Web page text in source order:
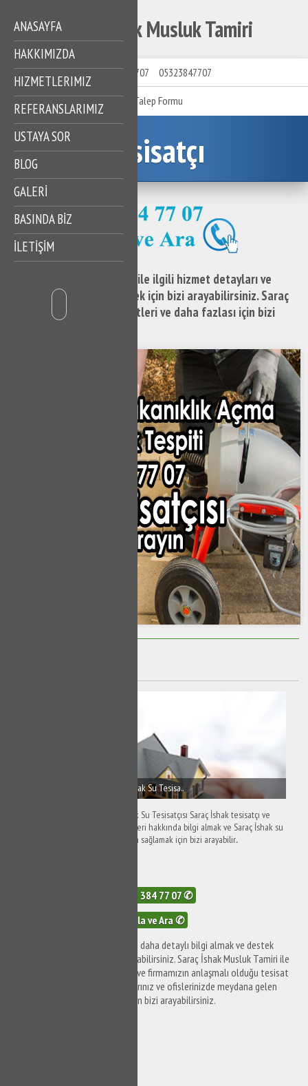
Saraç İshak Musluk Tamiri
ANASAYFA
HAKKIMIZDA
HIZMETLERIMIZ
REFERANSLARIMIZ
USTAYA SOR
BLOG
GALERİ
BASINDA BİZ
İLETİŞİM
05323847707 05323847707
Talep Formu
Tesisatçı
Saraç İshak Musluk Tamiri ile ilgili hizmet detayları ve
destek taleplerinizi iletmek için bizi arayabilirsiniz. Saraç
İshak Musluk Tamiri hizmetleri ve daha fazlası için bizi
Saraç İshak Tesisatçı - Saraç İshak Su Tesisa..
Saraç İshak Tesisatçı - Saraç İshak Su Tesisatçısı Saraç İshak tesisatçı ve
Saraç İshak su tesisatçısı hizmetleri hakkında bilgi almak ve Saraç İshak su
tesisat hakkında detaylara erişim sağlamak için bizi arayabilir..
0532 384 77 07 ✆
Tıkla ve Ara ✆
Saraç İshak Musluk Tamiri ile ilgili daha detaylı bilgi almak ve destek
taleplerinizi iletmek için bizi arayabilirsiniz. Saraç İshak Musluk Tamiri ile
ilgili destek taleplerinizi iletmek ve firmamızın anlaşmalı olduğu tesisat
firmaları tarafından yaşam alanlarınız ve ofislerinizde meydana gelen
sorunları çözüme kavuşturmak için bizi arayabilirsiniz.